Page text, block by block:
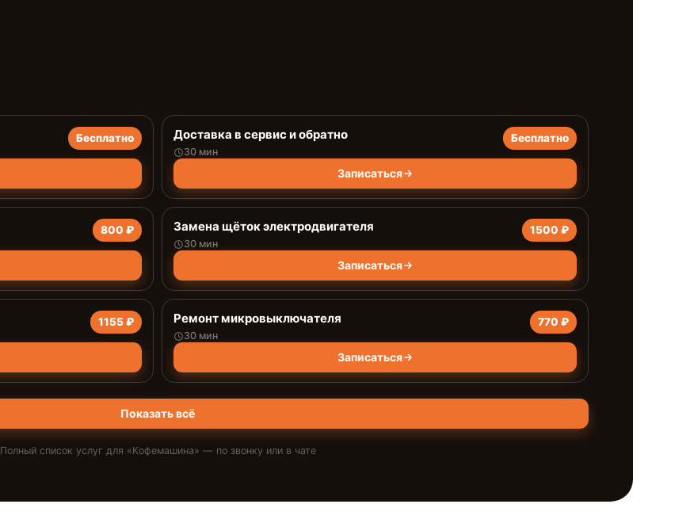
Бесплатно Доставка в сервис и обратно
30 мин
Бесплатно
Записаться
800 ₽ Замена щёток электродвигателя
30 мин
1500 ₽
Записаться
1155 ₽ Ремонт микровыключателя
30 мин
770 ₽
Записаться
Показать всё
Полный список услуг для «Кофемашина» — по звонку или в чате